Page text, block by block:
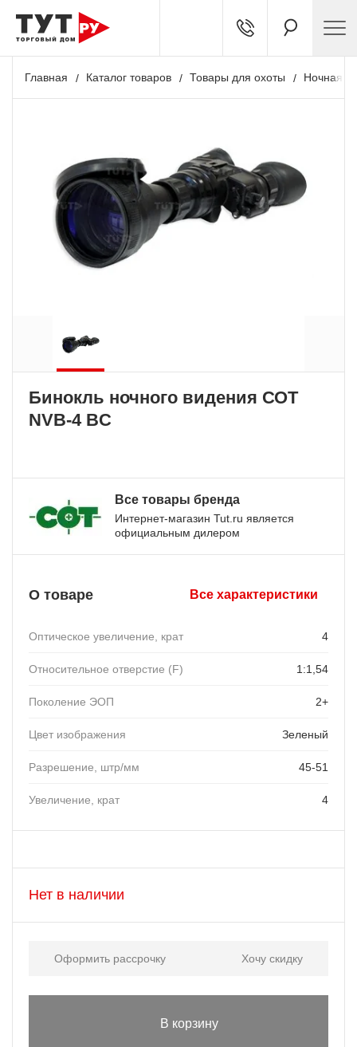
Главная Каталог товаров Товары для охоты Ночная
Бинокль ночного видения СОТ
NVB-4 BC
Все товары бренда
Интернет-магазин Tut.ru является
официальным дилером
О товаре Все характеристики
Оптическое увеличение, крат 4
Относительное отверстие (F) 1:1,54
Поколение ЭОП 2+
Цвет изображения Зеленый
Разрешение, штр/мм 45-51
Увеличение, крат 4
Нет в наличии
Оформить рассрочку Хочу скидку
В корзину